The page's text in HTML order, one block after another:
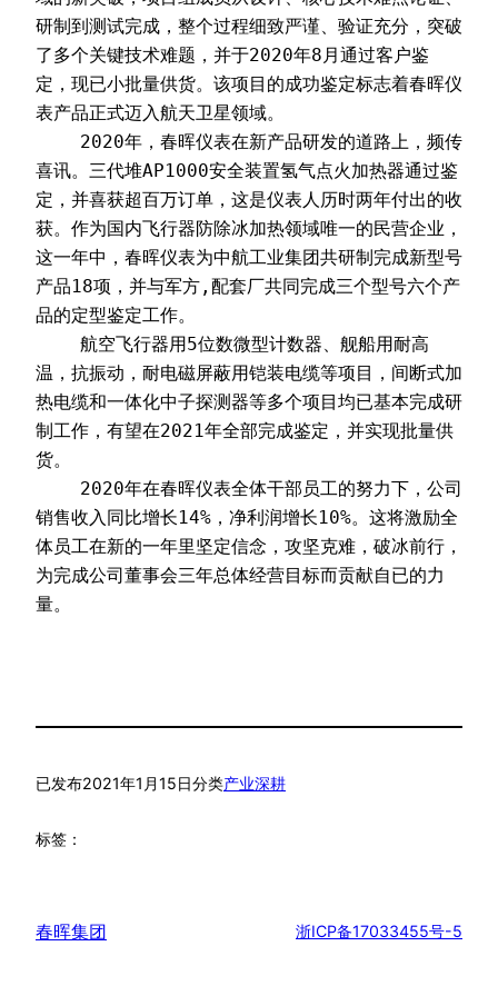
研制到测试完成，整个过程细致严谨、验证充分，突破
了多个关键技术难题，并于2020年8月通过客户鉴
定，现已小批量供货。该项目的成功鉴定标志着春晖仪
表产品正式迈入航天卫星领域。
喜讯。三代堆AP1000安全装置氢气点火加热器通过鉴
定，并喜获超百万订单，这是仪表人历时两年付出的收
获。作为国内飞行器防除冰加热领域唯一的民营企业，
这一年中，春晖仪表为中航工业集团共研制完成新型号
产品18项，并与军方,配套厂共同完成三个型号六个产
品的定型鉴定工作。
温，抗振动，耐电磁屏蔽用铠装电缆等项目，间断式加
热电缆和一体化中子探测器等多个项目均已基本完成研
制工作，有望在2021年全部完成鉴定，并实现批量供
货。
销售收入同比增长14%，净利润增长10%。这将激励全
体员工在新的一年里坚定信念，攻坚克难，破冰前行，
为完成公司董事会三年总体经营目标而贡献自已的力
量。
已发布2021年1月15日分类产业深耕
标签：
春晖集团 浙ICP备17033455号-5